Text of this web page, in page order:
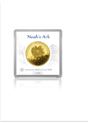
Pridať k
obľúbeným